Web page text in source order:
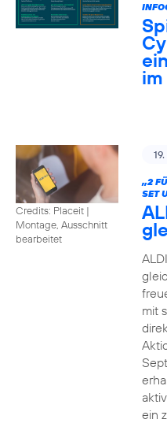
Credits: Placeit |
Montage, Ausschnitt
bearbeitet
„2
SET
mit
ein